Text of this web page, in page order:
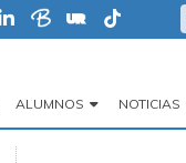
ALUMNOS NOTICIAS